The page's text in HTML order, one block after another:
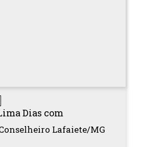
Dias com
Lafaiete/MG